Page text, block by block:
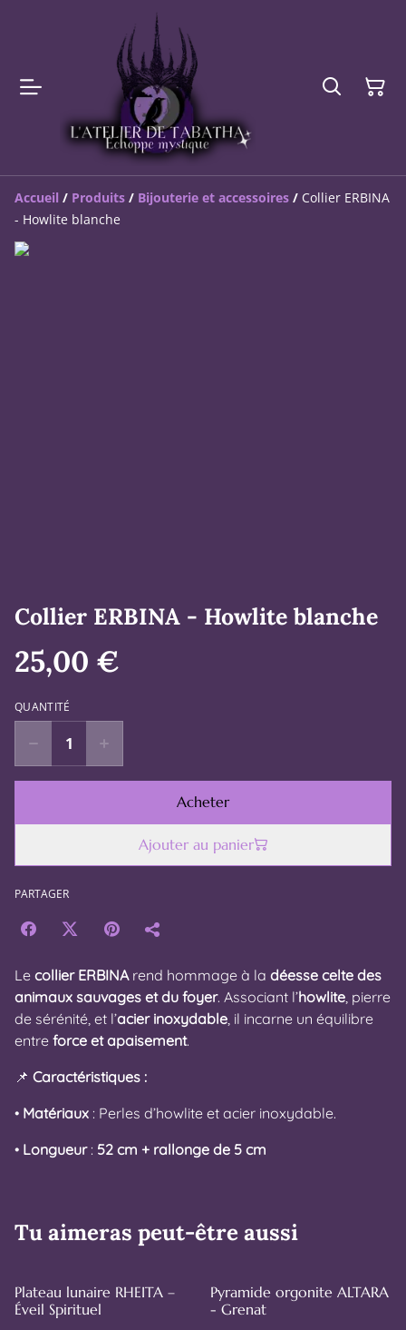
Accueil / Produits / Bijouterie et accessoires / Collier ERBINA
- Howlite blanche
Collier ERBINA - Howlite blanche
25,00 €
QUANTITÉ
Acheter
Ajouter au panier
PARTAGER
Le collier ERBINArend hommage à la déesse celte des
animaux sauvages et du foyer. Associant l’howlite , pierre
de sérénité, et l’acier inoxydable , il incarne un équilibre
entre force et apaisement.
📌 Caractéristiques :
• Matériaux : Perles d’howlite et acier inoxydable.
• Longueur: 52 cm + rallonge de 5 cm
Tu aimeras peut-être aussi
%
Plateau lunaire RHEITA –
Éveil Spirituel
%
Pyramide orgonite ALTARA
- Grenat